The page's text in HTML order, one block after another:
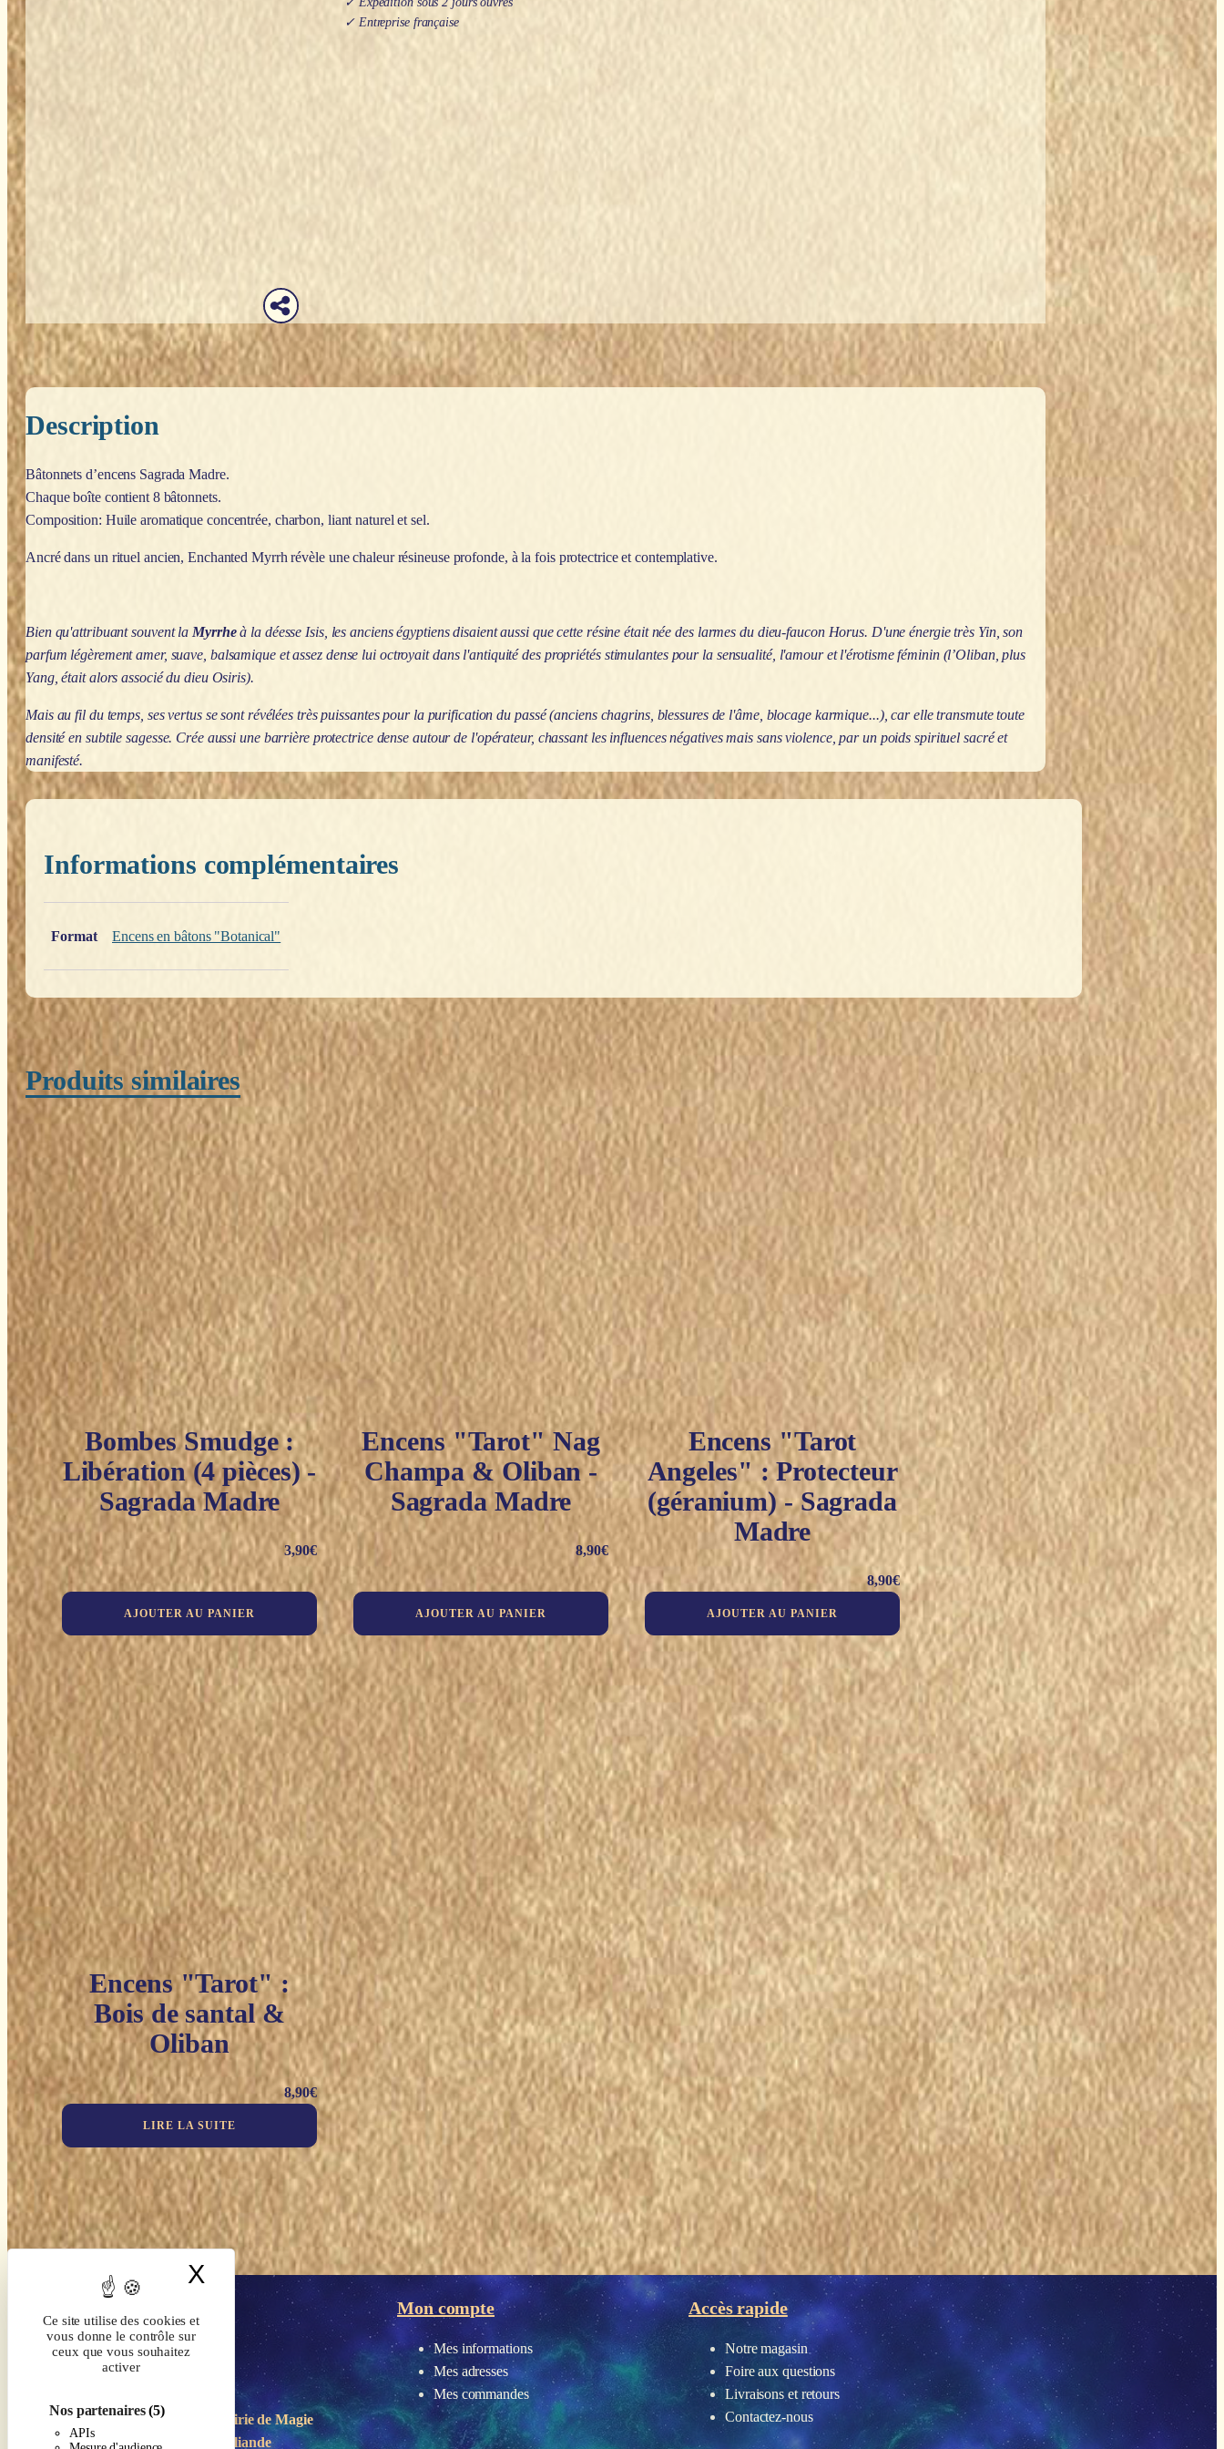
Ce site utilise des cookies et
vous donne le contrôle sur
ceux que vous souhaitez
activer
Nos partenaires(5)
APIs
X Masquer le bandeau des cookies
✓ Entreprise française
Description
Bâtonnets d’encens Sagrada Madre.
Chaque boîte contient 8 bâtonnets.
Composition: Huile aromatique concentrée, charbon, liant naturel et sel.
Ancré dans un rituel ancien, Enchanted Myrrh révèle une chaleur résineuse profonde, à la fois protectrice et contemplative.
Bien qu'attribuant souvent la Myrrheà la déesse Isis, les anciens égyptiens disaient aussi que cette résine était née des larmes du dieu-faucon Horus. D'une énergie très Yin, son
parfum légèrement amer, suave, balsamique et assez dense lui octroyait dans l'antiquité des propriétés stimulantes pour la sensualité, l'amour et l'érotisme féminin (l’Oliban, plus
Yang, était alors associé du dieu Osiris).
Mais au fil du temps, ses vertus se sont révélées très puissantes pour la purification du passé (anciens chagrins, blessures de l'âme, blocage karmique...), car elle transmute toute
densité en subtile sagesse. Crée aussi une barrière protectrice dense autour de l'opérateur, chassant les influences négatives mais sans violence, par un poids spirituel sacré et
manifesté.
Informations complémentaires
Format
Encens en bâtons "Botanical"
Produits similaires
Bombes Smudge :
Libération (4 pièces) -
Sagrada Madre
3,90€
AJOUTER AU PANIER
Encens "Tarot" Nag
Champa & Oliban -
Sagrada Madre
8,90€
AJOUTER AU PANIER
Encens "Tarot
Angeles" : Protecteur
(géranium) - Sagrada
Madre
8,90€
AJOUTER AU PANIER
Encens "Tarot" :
Bois de santal &
Oliban
8,90€
LIRE LA SUITE
Boutique-Librairie deMagie
en Brocéliande
Mon compte
Mes informations
Mes adresses
Mes commandes
Accès rapide
Notre magasin
Foire aux questions
Livraisons et retours
Contactez-nous